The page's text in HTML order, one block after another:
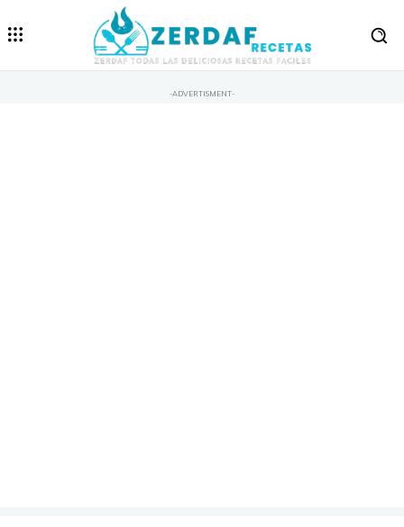
-ADVERTISMENT-